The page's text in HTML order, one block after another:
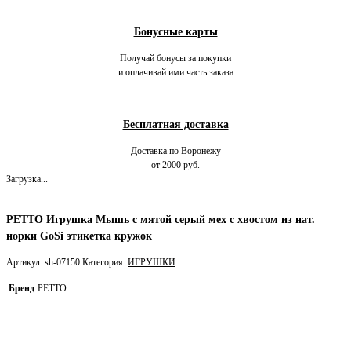
Бонусные карты
Получай бонусы за покупки
и оплачивай ими часть заказа
Бесплатная доставка
Доставка по Воронежу
от 2000 руб.
Загрузка...
PETTO Игрушка Мышь с мятой серый мех с хвостом из нат.
норки GoSi этикетка кружок
Артикул: sh-07150 Категория: ИГРУШКИ
Бренд PETTO